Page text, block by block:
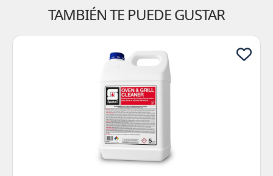
TAMBIÉN TE PUEDE GUSTAR